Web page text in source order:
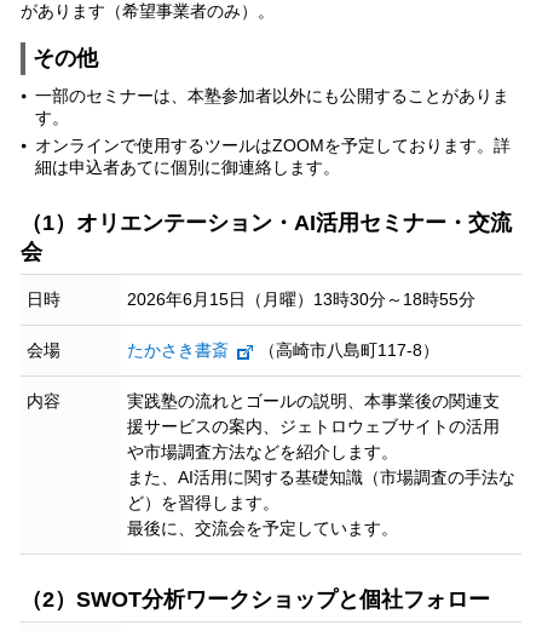
があります（希望事業者のみ）。
その他
一部のセミナーは、本塾参加者以外にも公開することがありま
す。
オンラインで使用するツールはZOOMを予定しております。詳
細は申込者あてに個別に御連絡します。
（1）オリエンテーション・AI活用セミナー・交流
会
日時 2026年6月15日（月曜）13時30分～18時55分
会場 たかさき書斎 （高崎市八島町117-8）
内容
実践塾の流れとゴールの説明、本事業後の関連支
援サービスの案内、ジェトロウェブサイトの活用
や市場調査方法などを紹介します。
また、AI活用に関する基礎知識（市場調査の手法な
ど）を習得します。
最後に、交流会を予定しています。
（2）SWOT分析ワークショップと個社フォロー